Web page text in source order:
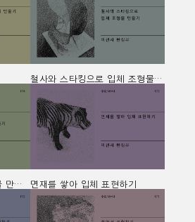
철사와 스타킹으로 입체 조형물 만들기
투명 테이프로 입체 조형물 만들기 면재를 쌓아 입체 표현하기